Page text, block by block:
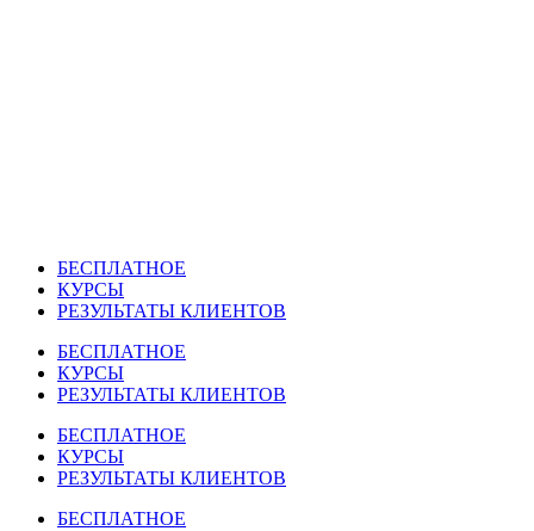
БЕСПЛАТНОЕ
КУРСЫ
РЕЗУЛЬТАТЫ КЛИЕНТОВ
БЕСПЛАТНОЕ
КУРСЫ
РЕЗУЛЬТАТЫ КЛИЕНТОВ
БЕСПЛАТНОЕ
КУРСЫ
РЕЗУЛЬТАТЫ КЛИЕНТОВ
БЕСПЛАТНОЕ